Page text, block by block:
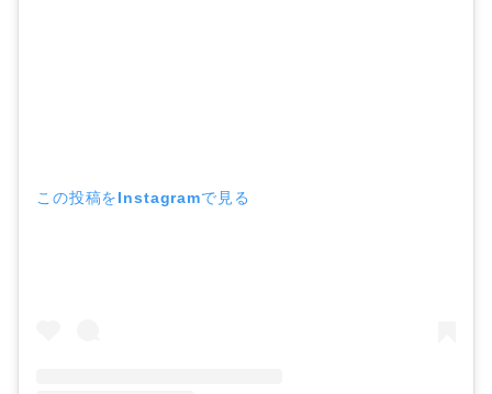
この投稿をInstagramで見る